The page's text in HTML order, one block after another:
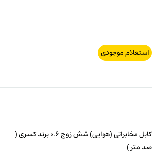
استعلام موجودی
کابل مخابراتی (هوایی) شش زوج 0.6 برند کسری (
صد متر )